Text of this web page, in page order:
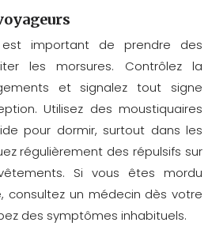
important de prendre des
les morsures. Contrôlez la
et signalez tout signe
Utilisez des moustiquaires
pour dormir, surtout dans les
régulièrement des répulsifs sur
Si vous êtes mordu
consultez un médecin dès votre
des symptômes inhabituels.